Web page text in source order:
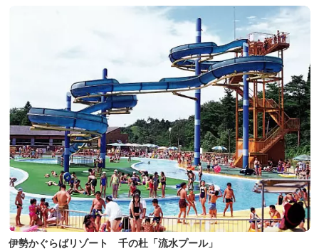
伊勢かぐらばリゾート 千の杜「流水プール」